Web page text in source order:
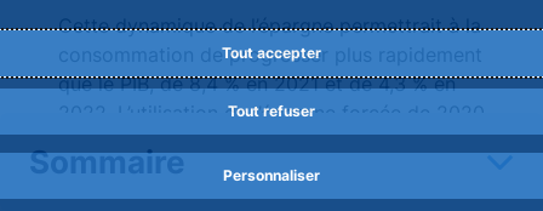
Tout accepter
Tout refuser
Personnaliser
Sommaire
de 16,5 % en 2021, un niveau proche de ce qui
a été observé en 2009. En 2022, il
descendrait en dessous de 15 % en moyenne,
un niveau légèrement inférieur à ce qui serait
attendu cette année-là au regard du contexte
macroéconomique.